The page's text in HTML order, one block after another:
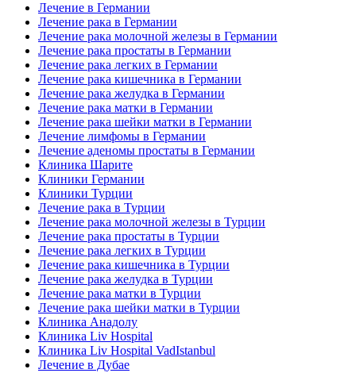
Лечение в Германии
Лечение рака в Германии
Лечение рака молочной железы в Германии
Лечение рака простаты в Германии
Лечение рака легких в Германии
Лечение рака кишечника в Германии
Лечение рака желудка в Германии
Лечение рака матки в Германии
Лечение рака шейки матки в Германии
Лечение лимфомы в Германии
Лечение аденомы простаты в Германии
Клиника Шарите
Клиники Германии
Клиники Турции
Лечение рака в Турции
Лечение рака молочной железы в Турции
Лечение рака простаты в Турции
Лечение рака легких в Турции
Лечение рака кишечника в Турции
Лечение рака желудка в Турции
Лечение рака матки в Турции
Лечение рака шейки матки в Турции
Клиника Анадолу
Клиника Liv Hospital
Клиника Liv Hospital VadIstanbul
Лечение в Дубае